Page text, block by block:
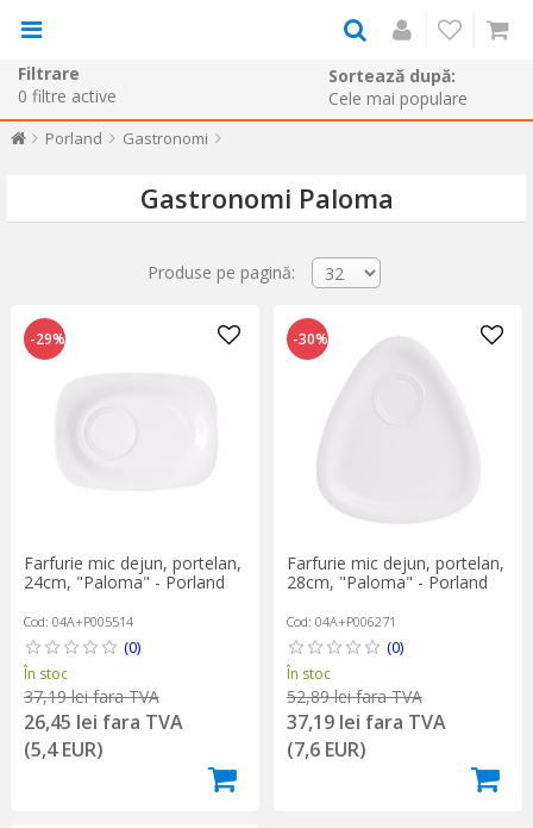
Filtrare
0 filtre active
Sortează după:
Porland Gastronomi
Gastronomi Paloma
Produse pe pagină:
-29%
Farfurie mic dejun, portelan,
24cm, "Paloma" - Porland
Cod: 04A+P005514
(0)
În stoc
37,19 lei fara TVA
26,45 lei fara TVA
(5,4 EUR)
-30%
Farfurie mic dejun, portelan,
28cm, "Paloma" - Porland
Cod: 04A+P006271
(0)
În stoc
52,89 lei fara TVA
37,19 lei fara TVA
(7,6 EUR)